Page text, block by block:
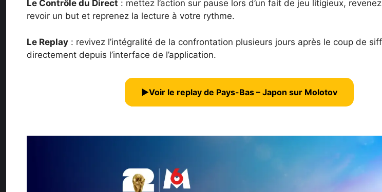
Le Contrôle du Direct : mettez l’action sur pause lors d’un fait de jeu litigieux,
revoir un but et reprenez la lecture à votre rythme.
Le Replay : revivez l’intégralité de la confrontation plusieurs jours après le coup de
directement depuis l’interface de l’application.
▶Voir le replay de Pays-Bas – Japon sur Molotov